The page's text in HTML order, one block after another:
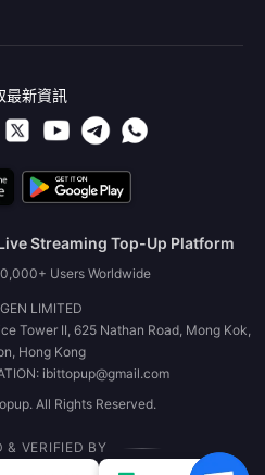
最新資訊
Streaming Top-Up Platform
Users Worldwide
LIMITED
Tower II, 625 Nathan Road, Mong Kok,
Hong Kong
ibittopup@gmail.com
All Rights Reserved.
& VERIFIED BY